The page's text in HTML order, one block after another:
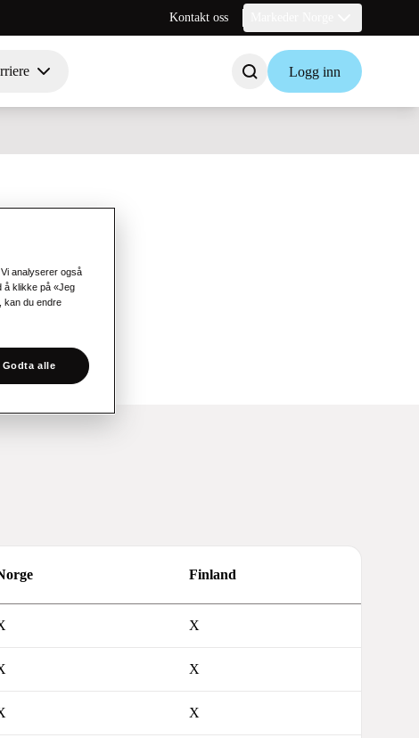
Kontakt oss
Logg inn
Finland
X
X
X
analyserer også
å klikke på «Jeg
kan du endre
Godta alle